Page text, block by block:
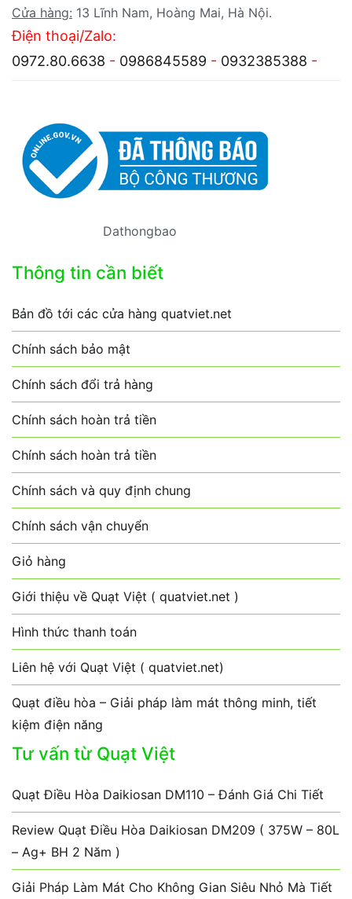
Cửa hàng: 13 Lĩnh Nam, Hoàng Mai, Hà Nội.
Điện thoại/Zalo:
0972.80.6638 - 0986845589 - 0932385388 -
Dathongbao
Thông tin cần biết
Bản đồ tới các cửa hàng quatviet.net
Chính sách bảo mật
Chính sách đổi trả hàng
Chính sách hoàn trả tiền
Chính sách hoàn trả tiền
Chính sách và quy định chung
Chính sách vận chuyển
Giỏ hàng
Giới thiệu về Quạt Việt ( quatviet.net )
Hình thức thanh toán
Liên hệ với Quạt Việt ( quatviet.net)
Quạt điều hòa – Giải pháp làm mát thông minh, tiết
kiệm điện năng
Tư vấn từ Quạt Việt
Quạt Điều Hòa Daikiosan DM110 – Đánh Giá Chi Tiết
Review Quạt Điều Hòa Daikiosan DM209 ( 375W – 80L
– Ag+ BH 2 Năm )
Giải Pháp Làm Mát Cho Không Gian Siêu Nhỏ Mà Tiết